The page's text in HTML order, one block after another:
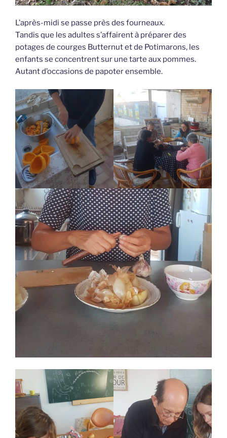
L’après-midi se passe près des fourneaux.
Tandis que les adultes s’affairent à préparer des
potages de courges Butternut et de Potimarons, les
enfants se concentrent sur une tarte aux pommes.
Autant d’occasions de papoter ensemble.